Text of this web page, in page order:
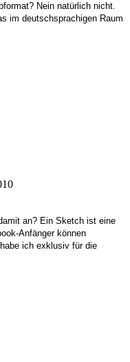
Nein natürlich nicht.
im deutschsprachigen Raum
an? Ein Sketch ist eine
Anfänger können
ich exklusiv für die